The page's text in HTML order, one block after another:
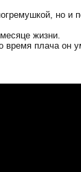
но и
жизни.
плача он